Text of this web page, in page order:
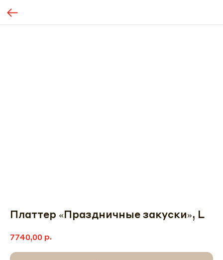
Платтер «Праздничные закуски», L
7740,00 р.